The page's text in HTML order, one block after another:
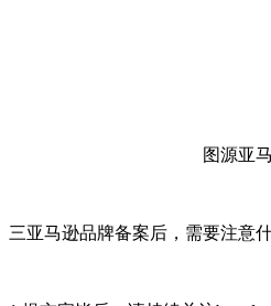
图源亚
三亚马逊品牌备案后，需要注意